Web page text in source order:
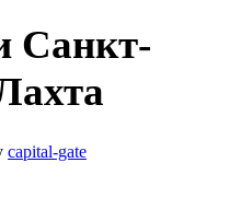
Санкт-
capital-gate